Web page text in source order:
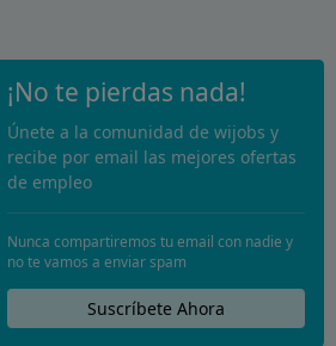
¡No te pierdas nada!
Únete a la comunidad de wijobs y
recibe por email las mejores ofertas
de empleo
Nunca compartiremos tu email con nadie y
no te vamos a enviar spam
Suscríbete Ahora